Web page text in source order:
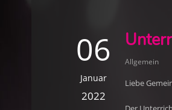
06
Januar
2022
Allgemein
Liebe